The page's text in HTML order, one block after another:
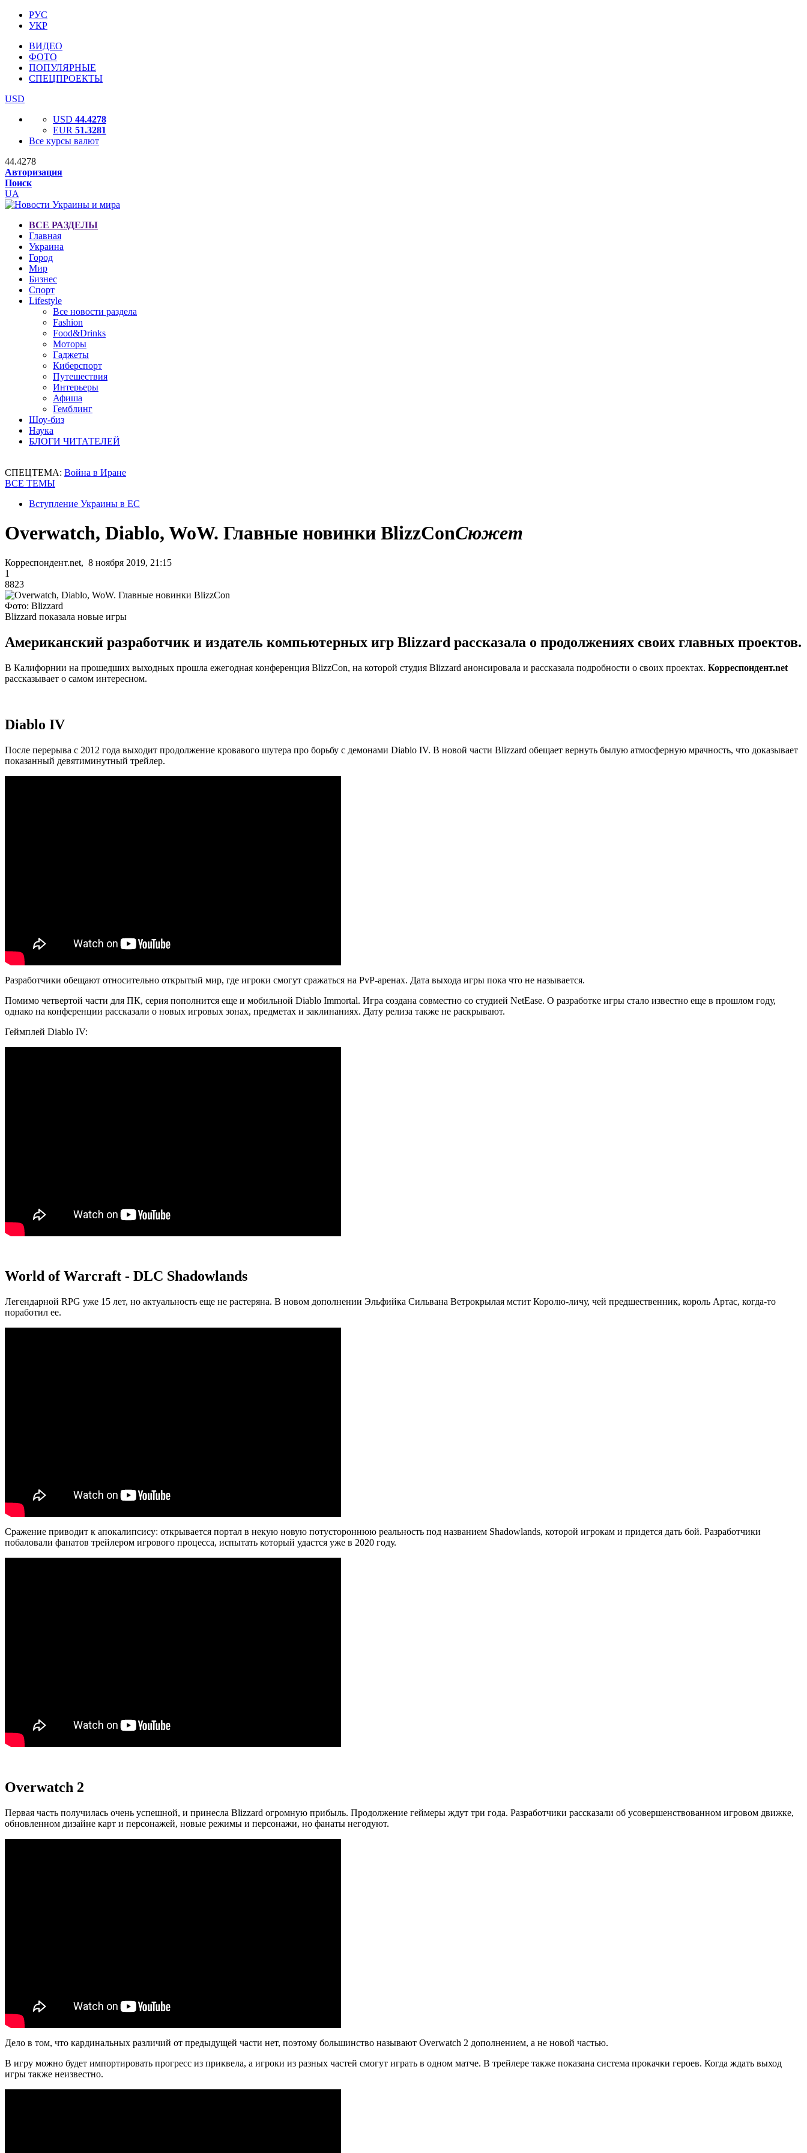
РУС
УКР
ВИДЕО
ФОТО
ПОПУЛЯРНЫЕ
СПЕЦПРОЕКТЫ
USD
USD 44.4278
EUR 51.3281
Все курсы валют
44.4278
Авторизация
Поиск
UA
ВСЕ РАЗДЕЛЫ
Главная
Украина
Город
Мир
Бизнес
Спорт
Lifestyle
Все новости раздела
Fashion
Food&Drinks
Моторы
Гаджеты
Киберспорт
Путешествия
Интерьеры
Афиша
Гемблинг
Шоу-биз
Наука
БЛОГИ ЧИТАТЕЛЕЙ
СПЕЦТЕМА: Война в Иране
ВСЕ ТЕМЫ
Вступление Украины в ЕС
Overwatch, Diablo, WoW. Главные новинки BlizzConСюжет
Корреспондент.net, 8 ноября 2019, 21:15
1
8823
Фото: Blizzard
Blizzard показала новые игры
Американский разработчик и издатель компьютерных игр Blizzard рассказала о продолжениях своих главных проектов.
В Калифорнии на прошедших выходных прошла ежегодная конференция BlizzCon, на которой студия Blizzard анонсировала и рассказала подробности о своих проектах. Корреспондент.net
рассказывает о самом интересном.
Diablo IV
После перерыва с 2012 года выходит продолжение кровавого шутера про борьбу с демонами Diablo IV. В новой части Blizzard обещает вернуть былую атмосферную мрачность, что доказывает
показанный девятиминутный трейлер.
Разработчики обещают относительно открытый мир, где игроки смогут сражаться на PvP-аренах. Дата выхода игры пока что не называется.
Помимо четвертой части для ПК, серия пополнится еще и мобильной Diablo Immortal. Игра создана совместно со студией NetEase. О разработке игры стало известно еще в прошлом году,
однако на конференции рассказали о новых игровых зонах, предметах и заклинаниях. Дату релиза также не раскрывают.
Геймплей Diablo IV:
World of Warcraft - DLC Shadowlands
Легендарной RPG уже 15 лет, но актуальность еще не растеряна. В новом дополнении Эльфийка Сильвана Ветрокрылая мстит Королю-личу, чей предшественник, король Артас, когда-то
поработил ее.
Сражение приводит к апокалипсису: открывается портал в некую новую потустороннюю реальность под названием Shadowlands, которой игрокам и придется дать бой. Разработчики
побаловали фанатов трейлером игрового процесса, испытать который удастся уже в 2020 году.
Overwatch 2
Первая часть получилась очень успешной, и принесла Blizzard огромную прибыль. Продолжение геймеры ждут три года. Разработчики рассказали об усовершенствованном игровом движке,
обновленном дизайне карт и персонажей, новые режимы и персонажи, но фанаты негодуют.
Дело в том, что кардинальных различий от предыдущей части нет, поэтому большинство называют Overwatch 2 дополнением, а не новой частью.
В игру можно будет импортировать прогресс из приквела, а игроки из разных частей смогут играть в одном матче. В трейлере также показана система прокачки героев. Когда ждать выход
игры также неизвестно.